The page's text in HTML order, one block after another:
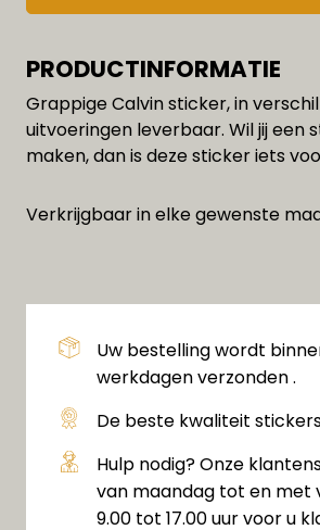
PRODUCTINFORMATIE
Grappige Calvin sticker, in
uitvoeringen leverbaar. Wil jij een
maken, dan is deze sticker iets
Verkrijgbaar in elke gewenste
Uw bestelling wordt
werkdagen verzonden .
De beste kwaliteit
Hulp nodig? Onze
van maandag tot en met
9.00 tot 17.00 uur voor u